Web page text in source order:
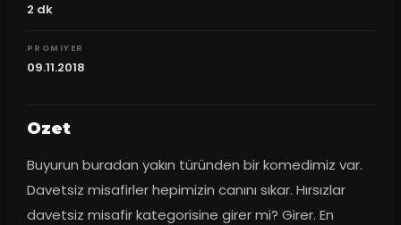
2 dk
PROMIYER
09.11.2018
Ozet
Buyurun buradan yakın türünden bir komedimiz var.
Davetsiz misafirler hepimizin canını sıkar. Hırsızlar
davetsiz misafir kategorisine girer mi? Girer. En